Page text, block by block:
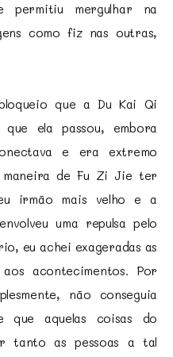
permitiu mergulhar na
como fiz nas outras,
que a Du Kai Qi
ela passou, embora
e era extremo
maneira de Fu Zi Jie ter
irmão mais velho e a
uma repulsa pelo
eu achei exageradas as
aos acontecimentos. Por
não conseguia
que aquelas coisas do
tanto as pessoas a tal